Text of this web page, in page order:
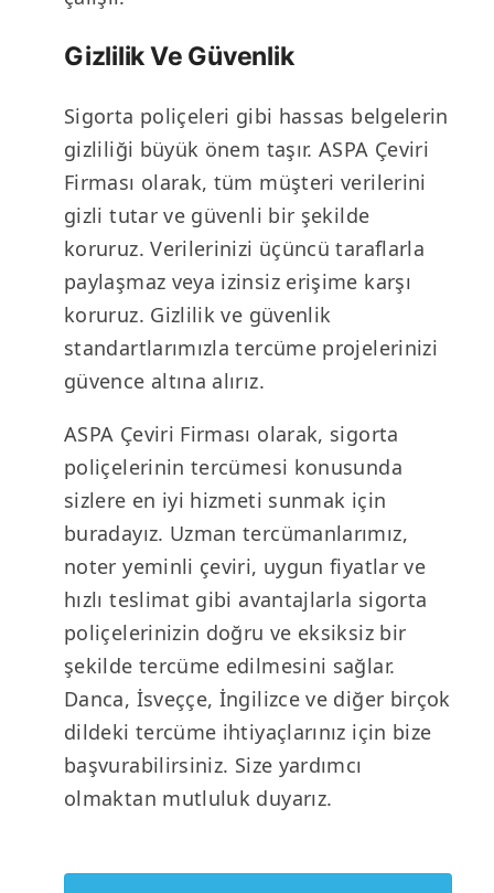
Gizlilik Ve Güvenlik
Sigorta poliçeleri gibi hassas belgelerin
gizliliği büyük önem taşır. ASPA Çeviri
Firması olarak, tüm müşteri verilerini
gizli tutar ve güvenli bir şekilde
koruruz. Verilerinizi üçüncü taraflarla
paylaşmaz veya izinsiz erişime karşı
koruruz. Gizlilik ve güvenlik
standartlarımızla tercüme projelerinizi
güvence altına alırız.
ASPA Çeviri Firması olarak, sigorta
poliçelerinin tercümesi konusunda
sizlere en iyi hizmeti sunmak için
buradayız. Uzman tercümanlarımız,
noter yeminli çeviri, uygun fiyatlar ve
hızlı teslimat gibi avantajlarla sigorta
poliçelerinizin doğru ve eksiksiz bir
şekilde tercüme edilmesini sağlar.
Danca, İsveççe, İngilizce ve diğer birçok
dildeki tercüme ihtiyaçlarınız için bize
başvurabilirsiniz. Size yardımcı
olmaktan mutluluk duyarız.